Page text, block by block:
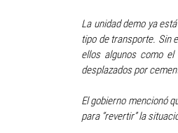
La unidad demo ya
tipo de transporte. Sin
ellos algunos como
desplazados por
El gobierno mencionó
para “revertir” la